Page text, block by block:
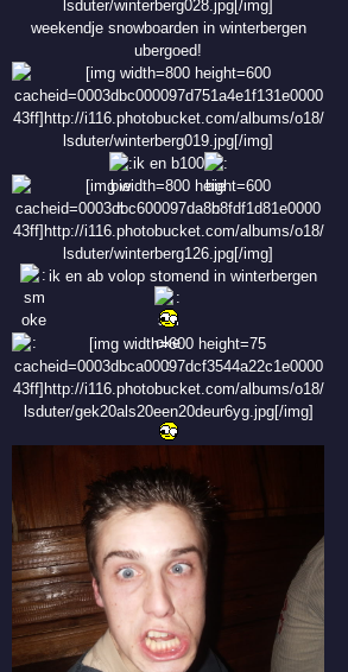
weekendje snowboarden in winterbergen
ubergoed!
ik en b100
ik en ab volop stomend in winterbergen